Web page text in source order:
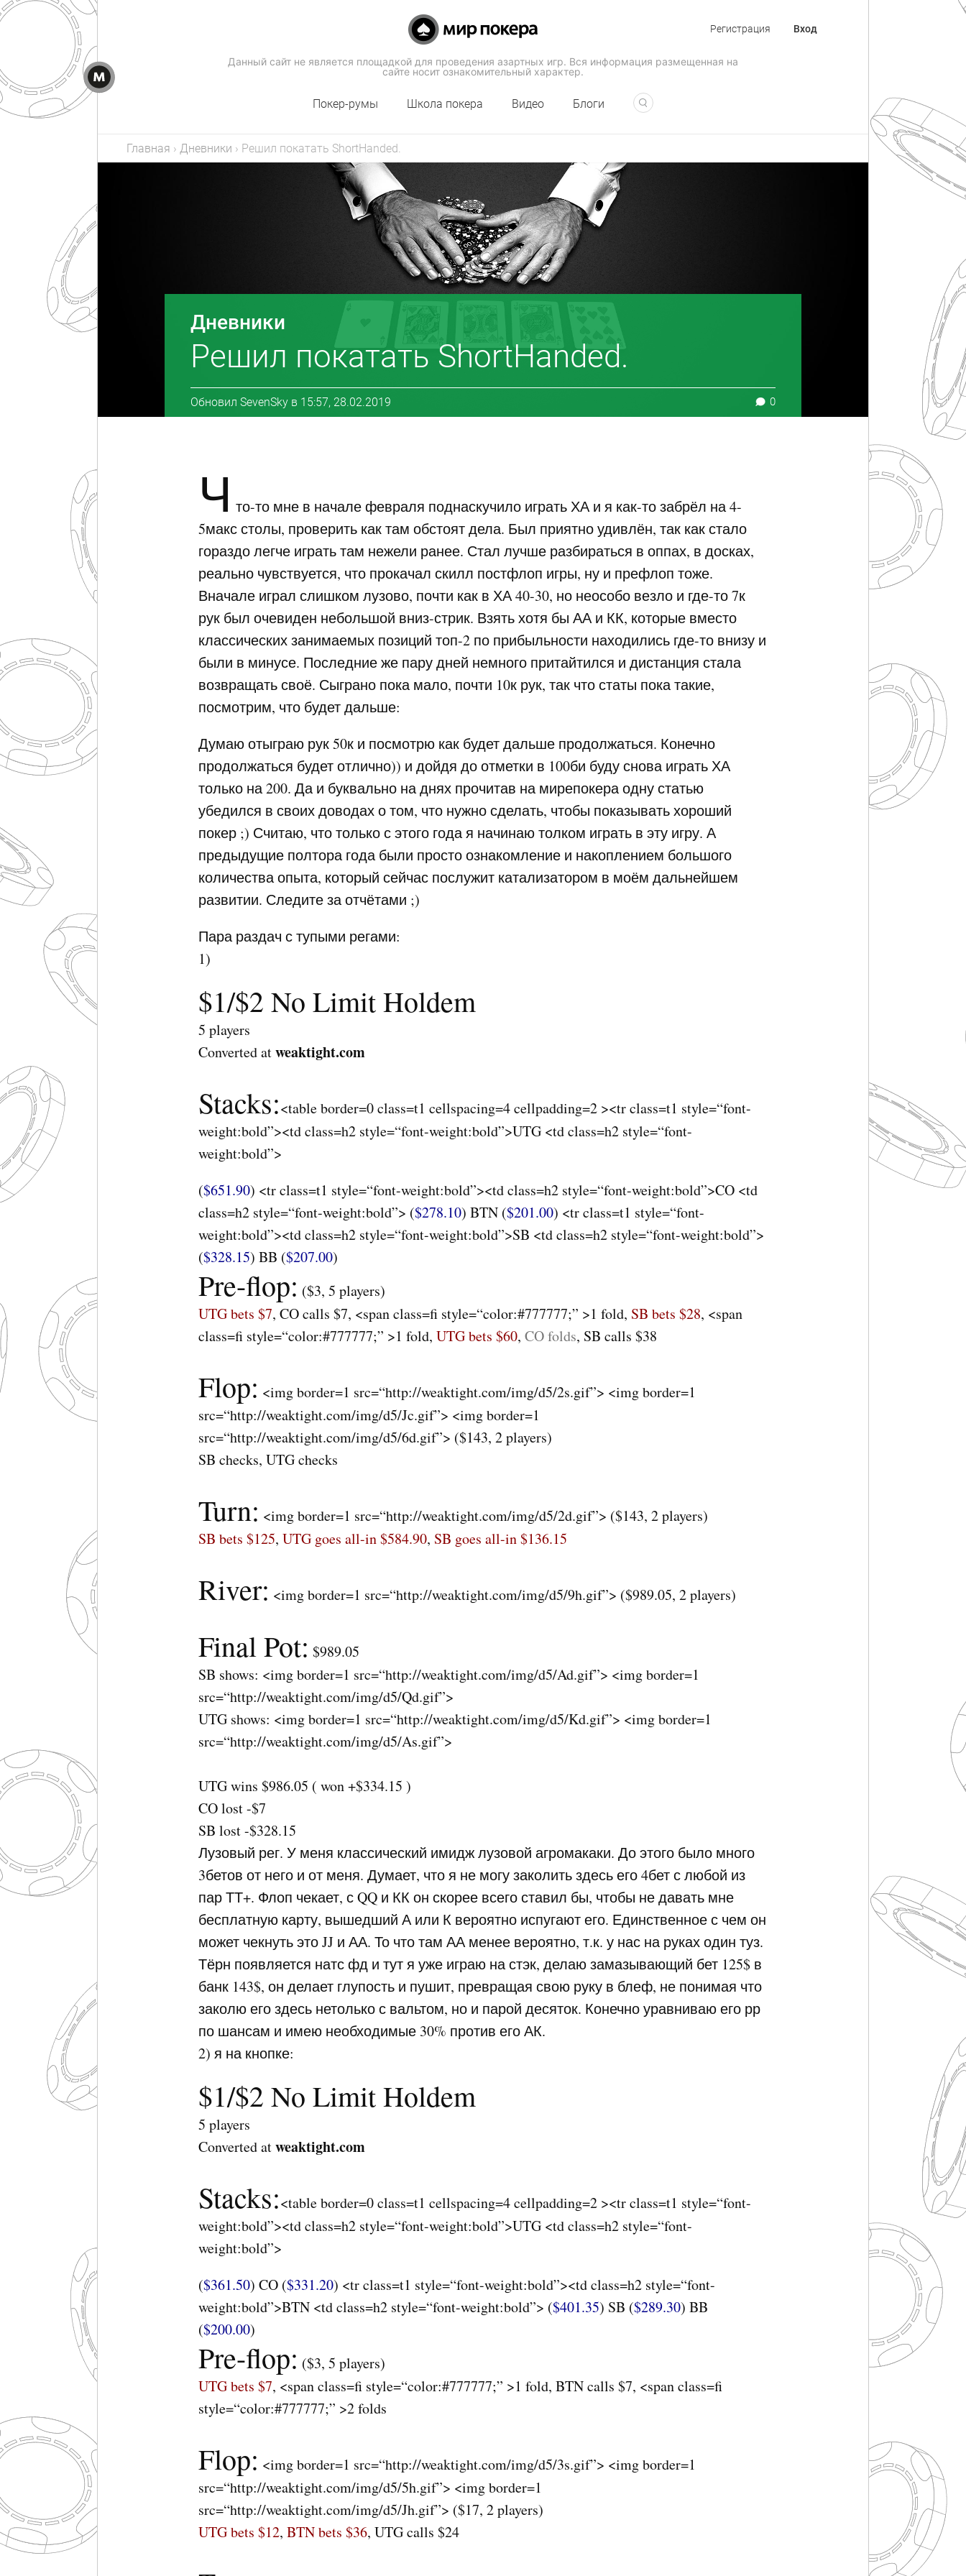
Данный сайт не является площадкой для проведения азартных игр. Вся информация размещенная на
сайте носит ознакомительный характер.
Регистрация Вход
Покер-румы Школа покера Видео Блоги
Главная › Дневники › Решил покатать ShortHanded.
Дневники
Решил покатать ShortHanded.
Обновил SevenSky в 15:57, 28.02.2019 0
Ч то-то мне в начале февраля поднаскучило играть ХА и я как-то забрёл на 4-
5макс столы, проверить как там обстоят дела. Был приятно удивлён, так как стало
гораздо легче играть там нежели ранее. Стал лучше разбираться в оппах, в досках,
реально чувствуется, что прокачал скилл постфлоп игры, ну и префлоп тоже.
Вначале играл слишком лузово, почти как в ХА 40-30, но неособо везло и где-то 7к
рук был очевиден небольшой вниз-стрик. Взять хотя бы АА и КК, которые вместо
классических занимаемых позиций топ-2 по прибыльности находились где-то внизу и
были в минусе. Последние же пару дней немного притайтился и дистанция стала
возвращать своё. Сыграно пока мало, почти 10к рук, так что статы пока такие,
посмотрим, что будет дальше:
Думаю отыграю рук 50к и посмотрю как будет дальше продолжаться. Конечно
продолжаться будет отлично)) и дойдя до отметки в 100би буду снова играть ХА
только на 200. Да и буквально на днях прочитав на мирепокера одну статью
убедился в своих доводах о том, что нужно сделать, чтобы показывать хороший
покер ;) Считаю, что только с этого года я начинаю толком играть в эту игру. А
предыдущие полтора года были просто ознакомление и накоплением большого
количества опыта, который сейчас послужит катализатором в моём дальнейшем
развитии. Следите за отчётами ;)
Пара раздач с тупыми регами:
1)
$1/$2 No Limit Holdem
5 players
Converted atweaktight.com
Stacks:<table border=0 class=t1 cellspacing=4 cellpadding=2 ><tr class=t1 style=“font-
weight:bold”><td class=h2 style=“font-weight:bold”>UTG <td class=h2 style=“font-
weight:bold”>
($651.90) <tr class=t1 style=“font-weight:bold”><td class=h2 style=“font-weight:bold”>CO <td
class=h2 style=“font-weight:bold”> ($278.10) BTN ($201.00) <tr class=t1 style=“font-
weight:bold”><td class=h2 style=“font-weight:bold”>SB <td class=h2 style=“font-weight:bold”>
($328.15) BB ($207.00)
Pre-flop: ($3, 5 players)
UTGbets $7, CO calls $7, <span class=fi style=“color:#777777;” >1 fold, SB bets $28, <span
class=fi style=“color:#777777;” >1 fold, UTGbets $60, CO folds, SB calls $38
Flop: <img border=1 src=“http://weaktight.com/img/d5/2s.gif”> <img border=1
src=“http://weaktight.com/img/d5/Jc.gif”> <img border=1
src=“http://weaktight.com/img/d5/6d.gif”> ($143, 2 players)
SB checks, UTGchecks
Turn: <img border=1 src=“http://weaktight.com/img/d5/2d.gif”> ($143, 2 players)
SB bets $125, UTG goes all-in $584.90, SB goes all-in $136.15
River: <img border=1 src=“http://weaktight.com/img/d5/9h.gif”> ($989.05, 2 players)
Final Pot: $989.05
SB shows: <img border=1 src=“http://weaktight.com/img/d5/Ad.gif”> <img border=1
src=“http://weaktight.com/img/d5/Qd.gif”>
UTG shows: <img border=1 src=“http://weaktight.com/img/d5/Kd.gif”> <img border=1
src=“http://weaktight.com/img/d5/As.gif”>
UTGwins $986.05 ( won +$334.15 )
CO lost -$7
SB lost -$328.15
Лузовый рег. У меня классический имидж лузовой агромакаки. До этого было много
3бетов от него и от меня. Думает, что я не могу заколить здесь его 4бет с любой из
пар ТТ+. Флоп чекает, с QQ и КК он скорее всего ставил бы, чтобы не давать мне
бесплатную карту, вышедший А или К вероятно испугают его. Единственное с чем он
может чекнуть это JJ и АА. То что там АА менее вероятно, т.к. у нас на руках один туз.
Тёрн появляется натс фд и тут я уже играю на стэк, делаю замазывающий бет 125$ в
банк 143$, он делает глупость и пушит, превращая свою руку в блеф, не понимая что
заколю его здесь нетолько с вальтом, но и парой десяток. Конечно уравниваю его рр
по шансам и имею необходимые 30% против его АК.
2) я на кнопке:
$1/$2 No Limit Holdem
5 players
Converted atweaktight.com
Stacks:<table border=0 class=t1 cellspacing=4 cellpadding=2 ><tr class=t1 style=“font-
weight:bold”><td class=h2 style=“font-weight:bold”>UTG <td class=h2 style=“font-
weight:bold”>
($361.50) CO ($331.20) <tr class=t1 style=“font-weight:bold”><td class=h2 style=“font-
weight:bold”>BTN <td class=h2 style=“font-weight:bold”> ($401.35) SB ($289.30) BB
($200.00)
Pre-flop: ($3, 5 players)
UTGbets $7, <span class=fi style=“color:#777777;” >1 fold, BTNcalls $7, <span class=fi
style=“color:#777777;” >2 folds
Flop: <img border=1 src=“http://weaktight.com/img/d5/3s.gif”> <img border=1
src=“http://weaktight.com/img/d5/5h.gif”> <img border=1
src=“http://weaktight.com/img/d5/Jh.gif”> ($17, 2 players)
UTGbets $12, BTNbets $36, UTGcalls $24